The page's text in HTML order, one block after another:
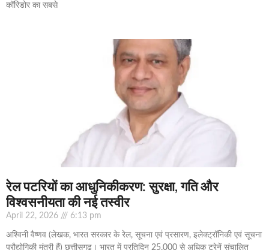
कॉरिडोर का सबसे
रेल पटरियों का आधुनिकीकरण: सुरक्षा, गति और
विश्वसनीयता की नई तस्वीर
April 22, 2026 6:13 pm
अश्विनी वैष्णव (लेखक, भारत सरकार के रेल, सूचना एवं प्रसारण, इलेक्ट्रॉनिकी एवं सूचना
प्रौद्योगिकी मंत्री हैं) छत्तीसगढ़। भारत में प्रतिदिन 25,000 से अधिक ट्रेनें संचालित